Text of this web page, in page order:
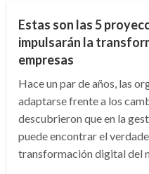
Estas son las 5
impulsarán la
empresas
Hace un par de años, las
adaptarse frente a los
descubrieron que en la
puede encontrar el
transformación digital del